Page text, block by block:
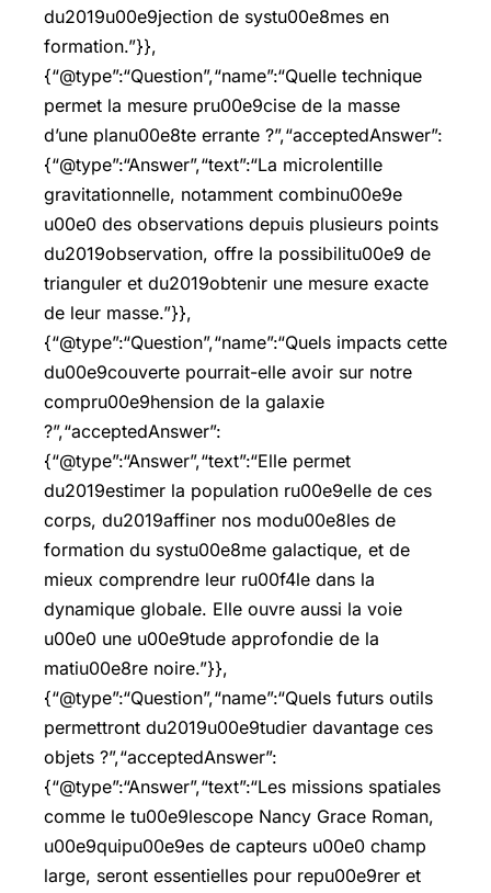
du2019u00e9jection de systu00e8mes en
formation.”}},
{“@type”:“Question”,“name”:“Quelle technique
permet la mesure pru00e9cise de la masse
d’une planu00e8te errante ?”,“acceptedAnswer”:
{“@type”:“Answer”,“text”:“La microlentille
gravitationnelle, notamment combinu00e9e
u00e0 des observations depuis plusieurs points
du2019observation, offre la possibilitu00e9 de
trianguler et du2019obtenir une mesure exacte
de leur masse.”}},
{“@type”:“Question”,“name”:“Quels impacts cette
du00e9couverte pourrait-elle avoir sur notre
compru00e9hension de la galaxie
?”,“acceptedAnswer”:
{“@type”:“Answer”,“text”:“Elle permet
du2019estimer la population ru00e9elle de ces
corps, du2019affiner nos modu00e8les de
formation du systu00e8me galactique, et de
mieux comprendre leur ru00f4le dans la
dynamique globale. Elle ouvre aussi la voie
u00e0 une u00e9tude approfondie de la
matiu00e8re noire.”}},
{“@type”:“Question”,“name”:“Quels futurs outils
permettront du2019u00e9tudier davantage ces
objets ?”,“acceptedAnswer”:
{“@type”:“Answer”,“text”:“Les missions spatiales
comme le tu00e9lescope Nancy Grace Roman,
u00e9quipu00e9es de capteurs u00e0 champ
large, seront essentielles pour repu00e9rer et